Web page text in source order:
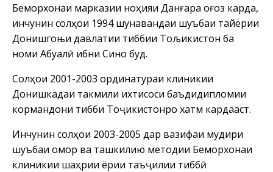
Беморхонаи марказии ноҳияи Данғара оғоз карда,
инчунин солҳои 1994 шунавандаи шуъбаи тайёрии
Донишгоњи давлатии тиббии Тољикистон ба
номи Абуалӣ ибни Сино буд.
Солҳои 2001-2003 ординатураи клиникии
Донишкадаи такмили ихтисоси баъдидипломии
кормандони тибби Тоҷикистонро хатм кардааст.
Инчунин солҳои 2003-2005 дар вазифаи мудири
шуъбаи омор ва ташкилию методии Беморхонаи
клиникии шаҳрии ёрии таъҷилии тиббӣ